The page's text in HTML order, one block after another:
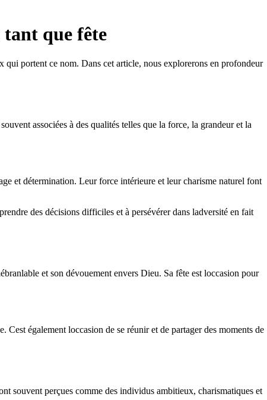
que fête
portent ce nom. Dans cet article, nous explorerons en profondeur
associées à des qualités telles que la force, la grandeur et la
et détermination. Leur force intérieure et leur charisme naturel font
des décisions difficiles et à persévérer dans ladversité en fait
et son dévouement envers Dieu. Sa fête est loccasion pour
également loccasion de se réunir et de partager des moments de
souvent perçues comme des individus ambitieux, charismatiques et